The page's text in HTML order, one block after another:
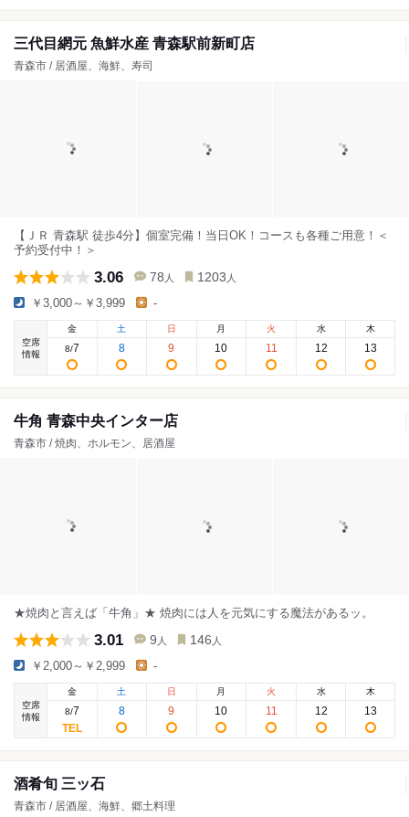
三代目網元 魚鮮水産 青森駅前新町店
青森市 / 居酒屋、海鮮、寿司
【ＪＲ 青森駅 徒歩4分】個室完備！当日OK！コースも各種ご用意！＜
予約受付中！＞
3.06 78 人 1203 人
￥3,000～￥3,999 -
空席
情報
金
8/7
土
8
日
9
月
10
火
11
水
12
木
13
牛角 青森中央インター店
青森市 / 焼肉、ホルモン、居酒屋
★焼肉と言えば「牛角」★ 焼肉には人を元気にする魔法があるッ。
3.01 9 人 146 人
￥2,000～￥2,999 -
空席
情報
金
8/7
土
8
日
9
月
10
火
11
水
12
木
13
酒肴旬 三ッ石
青森市 / 居酒屋、海鮮、郷土料理